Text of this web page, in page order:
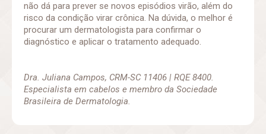
não dá para prever se novos episódios virão, além do
risco da condição virar crônica. Na dúvida, o melhor é
procurar um dermatologista para confirmar o
diagnóstico e aplicar o tratamento adequado.
Dra. Juliana Campos, CRM-SC 11406 | RQE 8400.
Especialista em cabelos e membro da Sociedade
Brasileira de Dermatologia.